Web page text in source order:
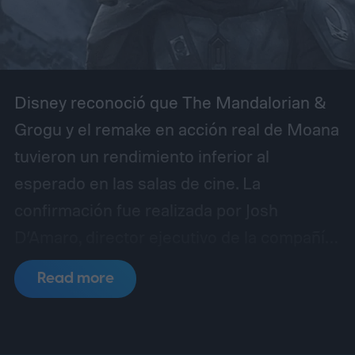
Disney reconoció que The Mandalorian &
Grogu y el remake en acción real de Moana
tuvieron un rendimiento inferior al
esperado en las salas de cine. La
durante una llamada con inversores en la
que se analizaron los resultados
Read more